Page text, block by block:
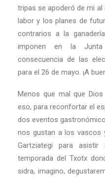
tripas se apoderó de mi
labor y los planes de
contrarios a la
imponen en la
consecuencia de las
para el 26 de mayo. ¡A
Menos que mal que
eso, para reconfortar el
dos eventos
nos gustan a los vascos
Gartziategi para
temporada del Txotx
sidra, imagino,